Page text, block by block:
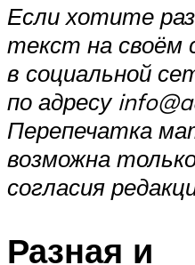
Если хотите
текст на своём
в социальной
по адресу
Перепечатка
возможна
согласия
Разная и